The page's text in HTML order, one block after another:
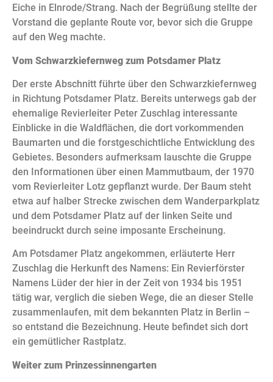
Eiche in Elnrode/Strang. Nach der Begrüßung stellte der
Vorstand die geplante Route vor, bevor sich die Gruppe
auf den Weg machte.
Vom Schwarzkiefernweg zum Potsdamer Platz
Der erste Abschnitt führte über den Schwarzkiefernweg
in Richtung Potsdamer Platz. Bereits unterwegs gab der
ehemalige Revierleiter Peter Zuschlag interessante
Einblicke in die Waldflächen, die dort vorkommenden
Baumarten und die forstgeschichtliche Entwicklung des
Gebietes. Besonders aufmerksam lauschte die Gruppe
den Informationen über einen Mammutbaum, der 1970
vom Revierleiter Lotz gepflanzt wurde. Der Baum steht
etwa auf halber Strecke zwischen dem Wanderparkplatz
und dem Potsdamer Platz auf der linken Seite und
beeindruckt durch seine imposante Erscheinung.
Am Potsdamer Platz angekommen, erläuterte Herr
Zuschlag die Herkunft des Namens: Ein Revierförster
Namens Lüder der hier in der Zeit von 1934 bis 1951
tätig war, verglich die sieben Wege, die an dieser Stelle
zusammenlaufen, mit dem bekannten Platz in Berlin –
so entstand die Bezeichnung. Heute befindet sich dort
ein gemütlicher Rastplatz.
Weiter zum Prinzessinnengarten